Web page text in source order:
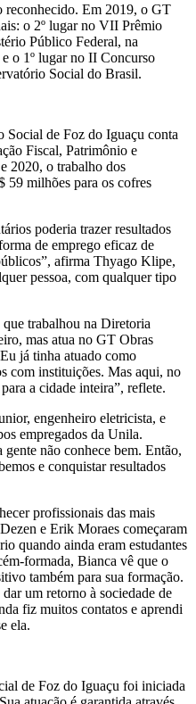
reconhecido. Em 2019, o GT
o 2º lugar no VII Prêmio
Público Federal, na
o 1º lugar no II Concurso
Social do Brasil.
de Foz do Iguaçu conta
Fiscal, Patrimônio e
2020, o trabalho dos
59 milhões para os cofres
poderia trazer resultados
de emprego eficaz de
afirma Thyago Klipe,
pessoa, com qualquer tipo
trabalhou na Diretoria
mas atua no GT Obras
já tinha atuado como
com instituições. Mas aqui, no
a cidade inteira”, reflete.
engenheiro eletricista, e
empregados da Unila.
não conhece bem. Então,
e conquistar resultados
profissionais das mais
e Erik Moraes começaram
quando ainda eram estudantes
formada, Bianca vê que o
também para sua formação.
um retorno à sociedade de
fiz muitos contatos e aprendi
ela.
de Foz do Iguaçu foi iniciada